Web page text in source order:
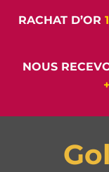
RACHAT D’OR
NOUS